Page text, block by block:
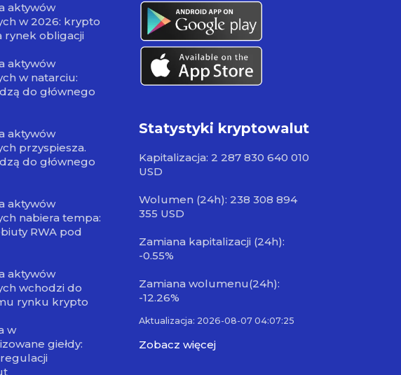
aktywów
w 2026: krypto
rynek obligacji
aktywów
w natarciu:
do głównego
aktywów
przyspiesza.
do głównego
aktywów
nabiera tempa:
RWA pod
aktywów
wchodzi do
rynku krypto
w
giełdy:
Statystyki kryptowalut
Kapitalizacja: 2 287 830 640 010
USD
Wolumen (24h): 238 308 894
355 USD
Zamiana kapitalizacji (24h):
-0.55%
Zamiana wolumenu(24h):
-12.26%
Aktualizacja: 2026-08-07 04:07:25
Zobacz więcej